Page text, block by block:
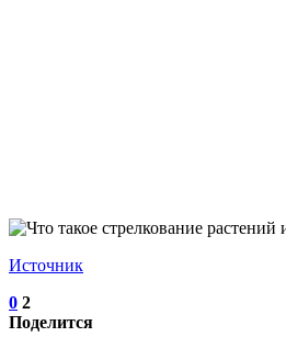
Источник
0 2
Поделится